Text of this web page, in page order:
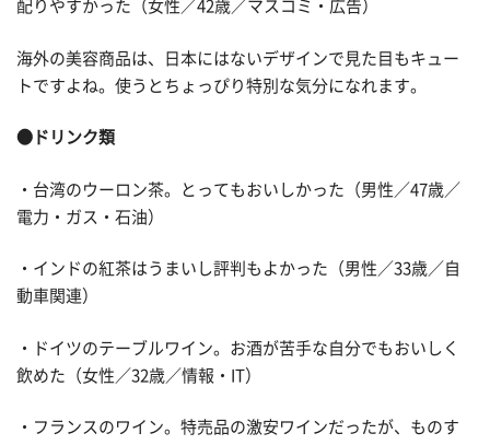
配りやすかった（女性／42歳／マスコミ・広告）
海外の美容商品は、日本にはないデザインで見た目もキュー
トですよね。使うとちょっぴり特別な気分になれます。
●ドリンク類
・台湾のウーロン茶。とってもおいしかった（男性／47歳／
電力・ガス・石油）
・インドの紅茶はうまいし評判もよかった（男性／33歳／自
動車関連）
・ドイツのテーブルワイン。お酒が苦手な自分でもおいしく
飲めた（女性／32歳／情報・IT）
・フランスのワイン。特売品の激安ワインだったが、ものす